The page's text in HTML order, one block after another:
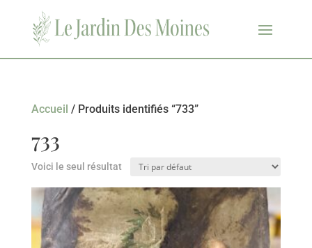
Accueil / Produits identifiés “733”
733
Voici le seul résultat